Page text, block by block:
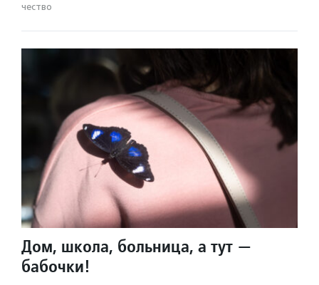
чест­во
Дом, школа, больница, а тут —
бабочки!